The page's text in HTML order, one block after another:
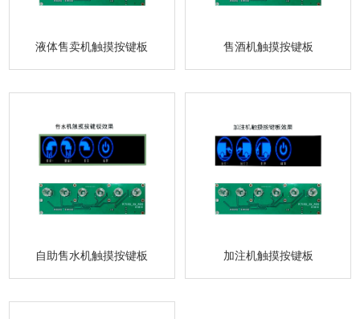
液体售卖机触摸按键板 售酒机触摸按键板
自助售水机触摸按键板 加注机触摸按键板